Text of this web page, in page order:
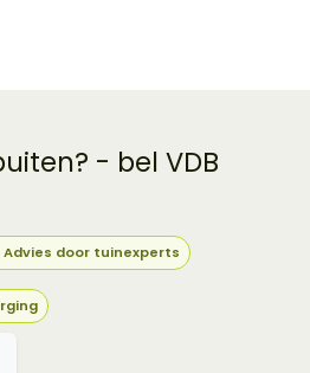
- bel VDB
Advies door tuinexperts